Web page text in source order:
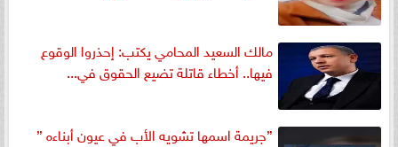
مالك السعيد المحامي يكتب: إحذروا الوقوع
فيها.. أخطاء قاتلة تضيع الحقوق في...
”جريمة اسمها تشويه الأب في عيون أبناءه ”